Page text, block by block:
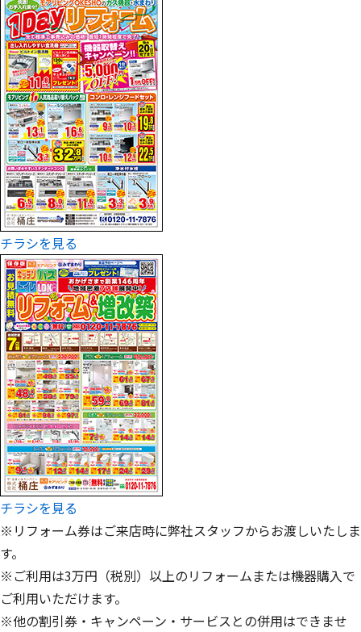
チラシを見る
チラシを見る
※リフォーム券はご来店時に弊社スタッフからお渡しいたしま
す。
※ご利用は3万円（税別）以上のリフォームまたは機器購入で
ご利用いただけます。
※他の割引券・キャンペーン・サービスとの併用はできませ